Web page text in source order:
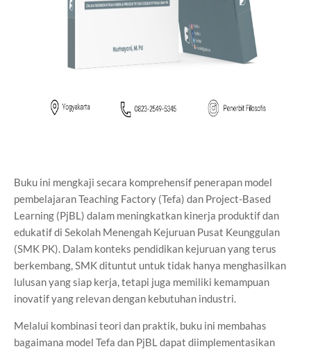
Buku ini mengkaji secara komprehensif penerapan model
pembelajaran Teaching Factory (Tefa) dan Project-Based
Learning (PjBL) dalam meningkatkan kinerja produktif dan
edukatif di Sekolah Menengah Kejuruan Pusat Keunggulan
(SMK PK). Dalam konteks pendidikan kejuruan yang terus
berkembang, SMK dituntut untuk tidak hanya menghasilkan
lulusan yang siap kerja, tetapi juga memiliki kemampuan
inovatif yang relevan dengan kebutuhan industri.
Melalui kombinasi teori dan praktik, buku ini membahas
bagaimana model Tefa dan PjBL dapat diimplementasikan